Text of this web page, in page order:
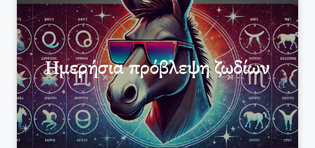
Ημερήσια πρόβλεψη ζωδίων